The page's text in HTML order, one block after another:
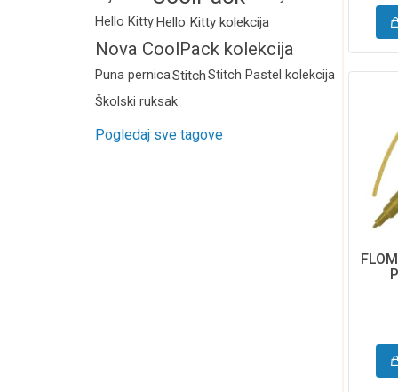
Sunshine yellow
Hello KittyHello Kitty kolekcija
Nova CoolPack kolekcija
2026.
Puna pernicaStitchStitch Pastel kolekcija
Školski ruksak
Pogledaj sve tagove